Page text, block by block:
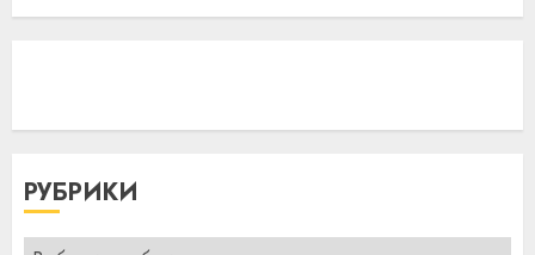
РУБРИКИ